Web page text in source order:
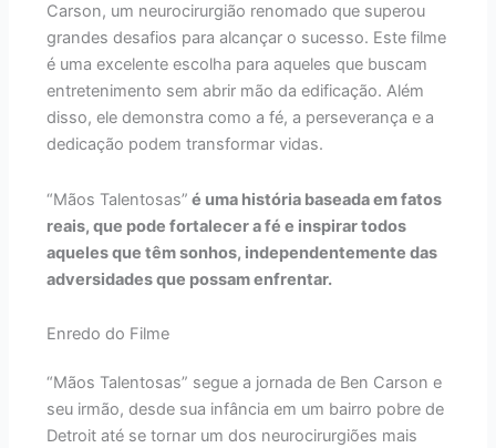
Carson, um neurocirurgião renomado que superou
grandes desafios para alcançar o sucesso. Este filme
é uma excelente escolha para aqueles que buscam
entretenimento sem abrir mão da edificação. Além
disso, ele demonstra como a fé, a perseverança e a
dedicação podem transformar vidas.
“Mãos Talentosas” é uma história baseada em fatos
reais, que pode fortalecer a fé e inspirar todos
aqueles que têm sonhos, independentemente das
adversidades que possam enfrentar.
Enredo do Filme
“Mãos Talentosas” segue a jornada de Ben Carson e
seu irmão, desde sua infância em um bairro pobre de
Detroit até se tornar um dos neurocirurgiões mais